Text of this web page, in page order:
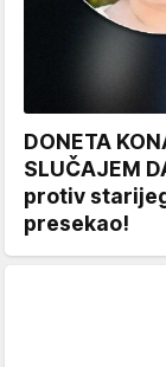
DONETA
SLUČAJEM
protiv
presekao!